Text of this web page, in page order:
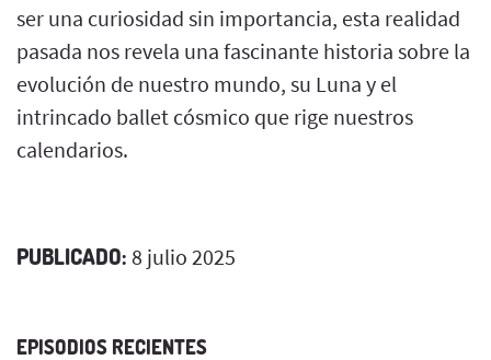
ser una curiosidad sin importancia, esta realidad
pasada nos revela una fascinante historia sobre la
evolución de nuestro mundo, su Luna y el
intrincado ballet cósmico que rige nuestros
calendarios.
PUBLICADO: 8 julio 2025
EPISODIOS RECIENTES